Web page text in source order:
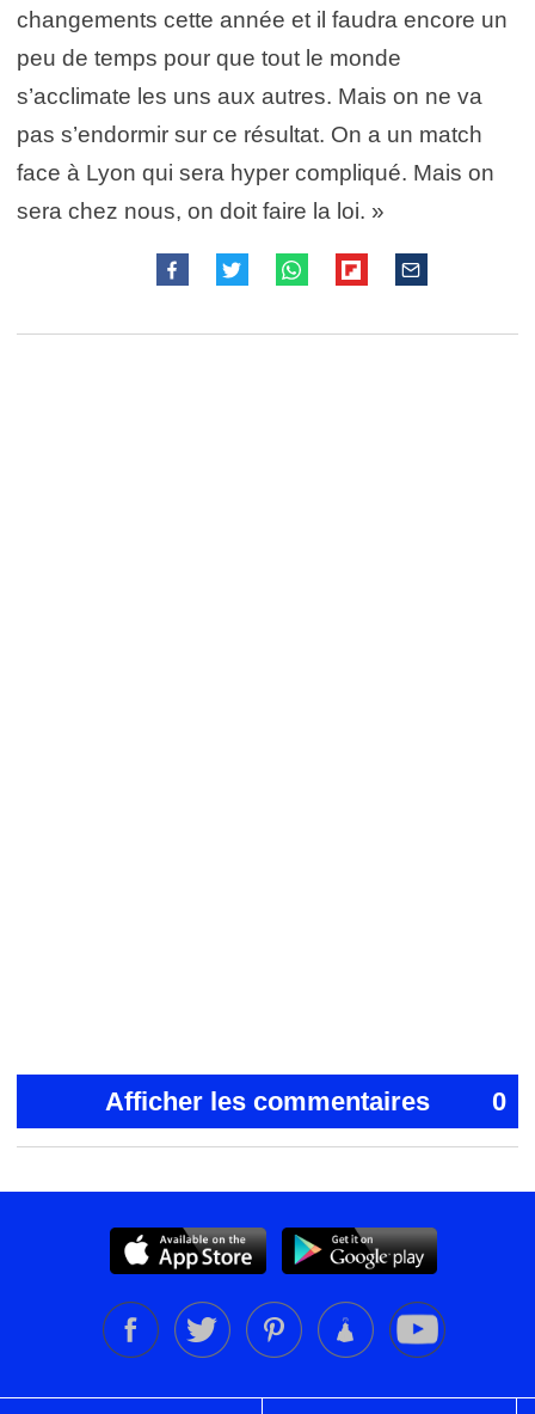
changements cette année et il faudra encore un
peu de temps pour que tout le monde
s’acclimate les uns aux autres. Mais on ne va
pas s’endormir sur ce résultat. On a un match
face à Lyon qui sera hyper compliqué. Mais on
sera chez nous, on doit faire la loi. »
Afficher les commentaires 0